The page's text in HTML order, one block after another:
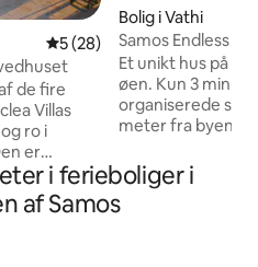
5 ud af 5 i gennemsnitlig
5 (28)
de fire
Villas
ro i
er
og to børn
Den
Bolig i Vathi
Samos Endless
Et unikt hus på
øen. Kun 3
organiserede
meter fra byens
ferie. Den kan rumme op til 5 personer
og giver
i ferieboliger i
af Samos